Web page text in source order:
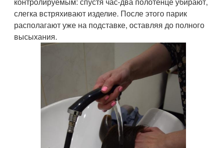
слегка встряхивают изделие. После этого парик
располагают уже на подставке, оставляя до полного
высыхания.